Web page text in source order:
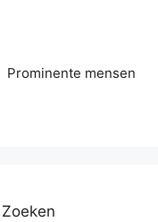
Prominente mensen
Zoeken